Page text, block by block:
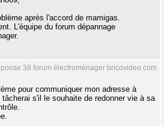
après l'accord de mamigas.
L'équipe du forum dépannage
38 forum électroménager bricovideo.com
pour communiquer mon adresse à
tâcherai s'il le souhaite de redonner vie à sa